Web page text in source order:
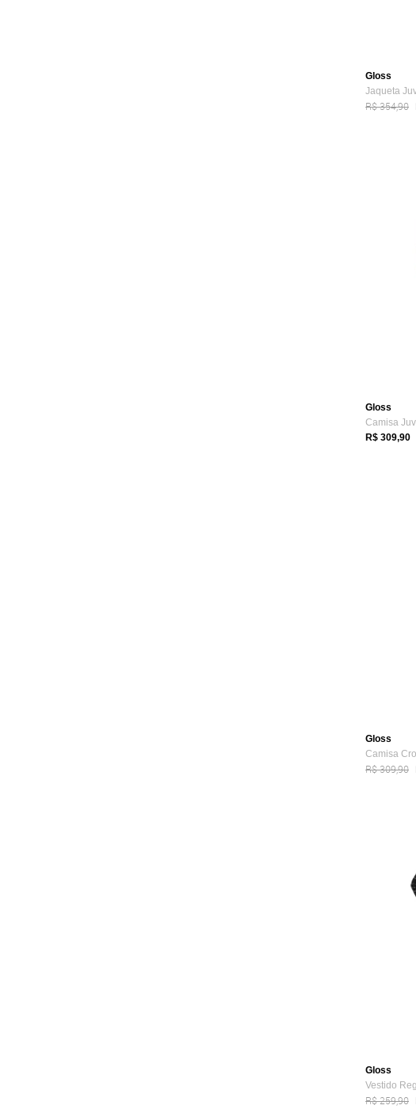
Gloss
R$ 354,90
Gloss
R$ 309,90
Gloss
R$ 309,90
Gloss
R$ 259,90